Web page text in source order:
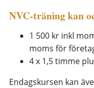
NVC-träning kan
1 500 kr inkl
moms för
4 x 1,5 timme
Endagskursen kan